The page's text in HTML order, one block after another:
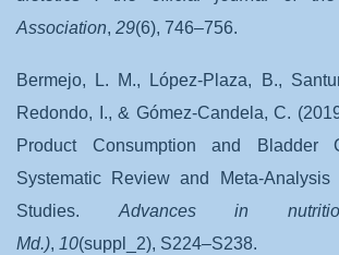
Association, 29(6), 746–756.
Bermejo, L. M., López-Plaza, B.,
Redondo, I., & Gómez-Candela, C.
Product Consumption and Bladder
Systematic Review and Meta-Analysis
Studies. Advances in
Md.), 10(suppl_2), S224–S238.